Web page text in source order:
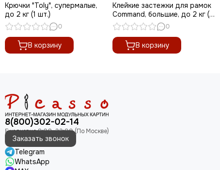
Крючки "Toly", супермалые,
до 2 кг (1 шт.)
0
В корзину
Клейкие застежки для рамок
Command, большие, до 2 кг (1
шт.)
0
В корзину
8(800)302-02-14
Заказать звонок
Telegram
WhatsApp